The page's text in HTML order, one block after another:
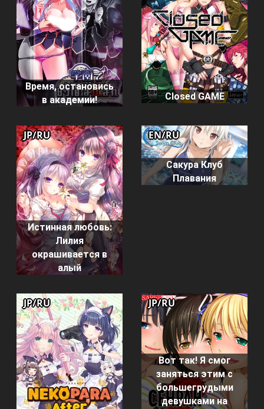
Время, остановись
в академии!
Closed GAME
Истинная любовь:
Лилия
окрашивается в
алый
JP/RU
Сакура Клуб
Плавания
EN/RU
JP/RU
Вот так! Я смог
заняться этим с
большегрудыми
девушками на
JP/RU